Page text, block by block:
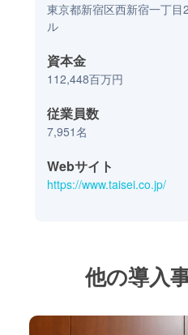
東京都新宿区西新宿一丁
ル
資本金
112,448百万円
従業員数
7,951名
Webサイト
https://www.taisei.co.jp/
他の導入